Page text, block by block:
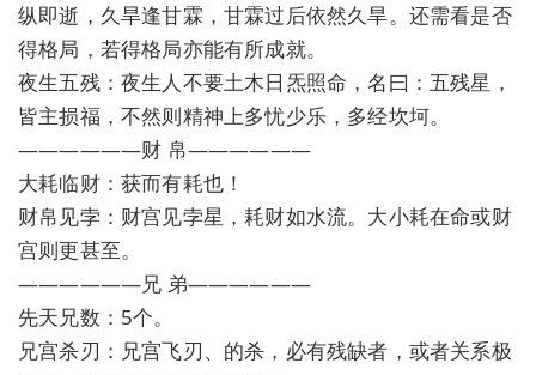
纵即逝，久旱逢甘霖，甘霖过后依然久旱。还需看是否
得格局，若得格局亦能有所成就。
夜生五残：夜生人不要土木日炁照命，名曰：五残星，
皆主损福，不然则精神上多忧少乐，多经坎坷。
——————财 帛——————
大耗临财：获而有耗也！
财帛见孛：财宫见孛星，耗财如水流。大小耗在命或财
宫则更甚至。
——————兄 弟——————
先天兄数：5个。
兄宫杀刃：兄宫飞刃、的杀，必有残缺者，或者关系极